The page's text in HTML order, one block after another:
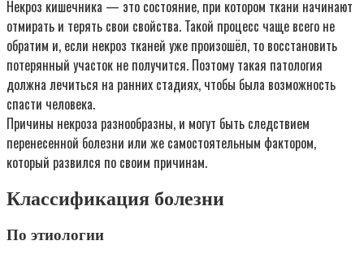
Некроз кишечника — это состояние, при котором ткани начинают
отмирать и терять свои свойства. Такой процесс чаще всего не
обратим и, если некроз тканей уже произошёл, то восстановить
потерянный участок не получится. Поэтому такая патология
должна лечиться на ранних стадиях, чтобы была возможность
спасти человека.
Причины некроза разнообразны, и могут быть следствием
перенесенной болезни или же самостоятельным фактором,
который развился по своим причинам.
Классификация болезни
По этиологии